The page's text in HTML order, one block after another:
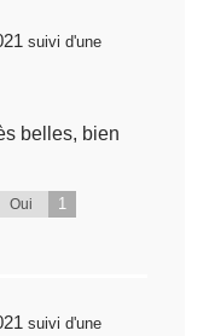
suivi d'une
belles, bien
Oui 1
suivi d'une